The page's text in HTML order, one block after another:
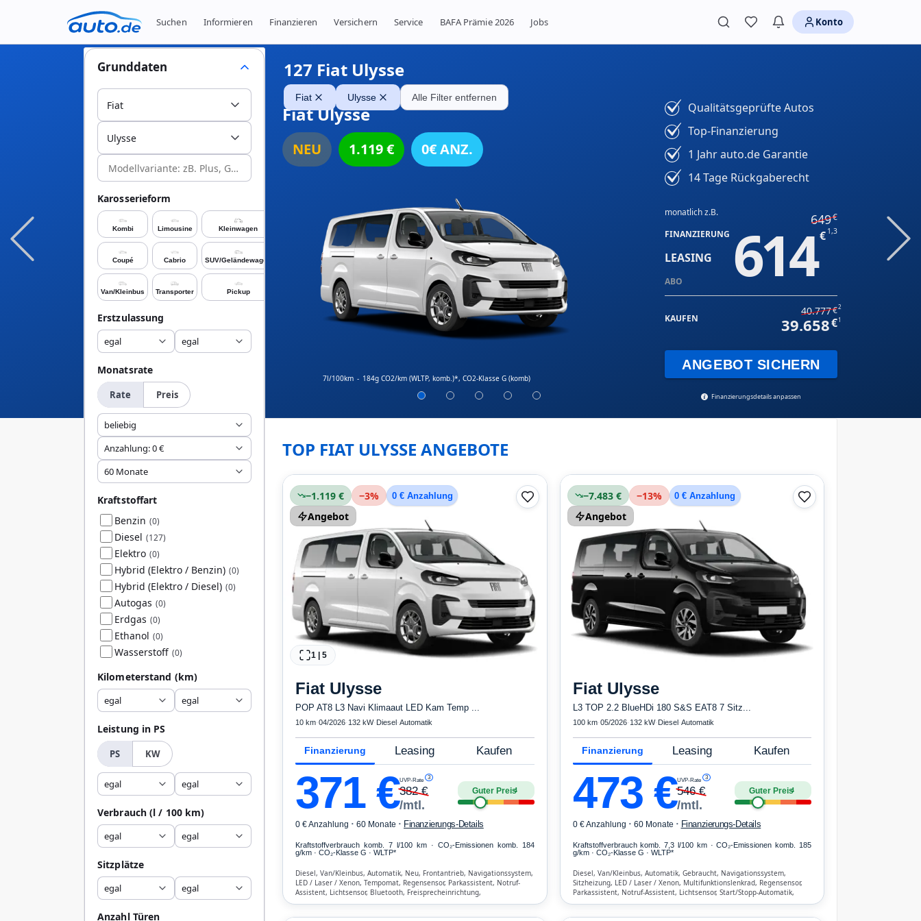
Suchen Informieren Finanzieren Versichern Service BAFA Prämie 2026 Jobs Konto
127 Fiat Ulysse
Fiat Ulysse Alle Filter entfernen
Fiat Ulysse
NEU 1.119€ 0€ ANZ.
7l/100km - 184g CO2/km (WLTP, komb.)*, CO2-Klasse G (komb)
Qualitätsgeprüfte Autos
Top-Finanzierung
1 Jahr auto.de Garantie
14 Tage Rückgaberecht
monatlich z.B.
FINANZIERUNG
LEASING
ABO
649
614 1,3
KAUFEN
40.777 2
39.658 1
ANGEBOT SICHERN
Finanzierungsdetails anpassen
Grunddaten
Fiat
Ulysse
Karosserieform
Kombi Limousine Kleinwagen
Coupé Cabrio SUV/Geländewagen
Van/Kleinbus Transporter Pickup
Erstzulassung
egal egal
Monatsrate
Rate Preis
beliebig
Anzahlung: 0 €
60 Monate
Kraftstoffart
Benzin (0)
Diesel (127)
Elektro (0)
Hybrid (Elektro / Benzin) (0)
Hybrid (Elektro / Diesel) (0)
Autogas (0)
Erdgas (0)
Ethanol (0)
Wasserstoff (0)
Kilometerstand (km)
egal egal
Leistung in PS
PS KW
egal egal
Verbrauch(l / 100 km)
egal egal
Sitzplätze
egal egal
Anzahl Türen
TOP FIAT ULYSSE ANGEBOTE
−1.119 € −3% 0 € Anzahlung
Angebot
1 5
Fiat Ulysse
POP AT8 L3 Navi Klimaaut LED Kam Temp ...
10 km·04/2026· 132 kW· Diesel ·Automatik
Finanzierung Leasing Kaufen
371€UVP-Rate 3
382€
/mtl.
Guter Preis4
0 € Anzahlung · 60 Monate · Finanzierungs-Details
Kraftstoffverbrauch komb. 7 l/100 km · CO₂-Emissionen komb. 184
g/km · CO₂-Klasse G · WLTP*
Diesel, Van/Kleinbus, Automatik, Neu, Frontantrieb, Navigationssystem,
LED / Laser / Xenon, Tempomat, Regensensor, Parkassistent, Notruf-
Assistent, Lichtsensor, Bluetooth, Freisprecheinrichtung,
Verkehrszeichen-Erkennung, ESP, ABS, Klimatisierung, Airbag
−7.483 € −13% 0 € Anzahlung
Angebot
Fiat Ulysse
L3 TOP 2.2 BlueHDi 180 S&S EAT8 7 Sitz...
100 km·05/2026· 132 kW· Diesel ·Automatik
Finanzierung Leasing Kaufen
473€UVP-Rate 3
546€
/mtl.
Guter Preis4
0 € Anzahlung · 60 Monate · Finanzierungs-Details
Kraftstoffverbrauch komb. 7,3 l/100 km · CO₂-Emissionen komb. 185
g/km · CO₂-Klasse G · WLTP*
Diesel, Van/Kleinbus, Automatik, Gebraucht, Navigationssystem,
Sitzheizung, LED / Laser / Xenon, Multifunktionslenkrad, Regensensor,
Parkassistent, Notruf-Assistent, Lichtsensor, Start/Stopp-Automatik,
Bluetooth, Freisprecheinrichtung, ESP, ABS, Klimatisierung, Front-